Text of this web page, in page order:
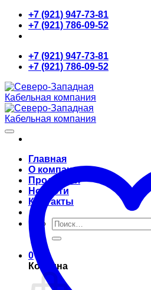
Skip
content
+7 (921) 947-73-81
+7 (921) 786-09-52
+7 (921) 947-73-81
+7 (921) 786-09-52
Главная
О компании
Продукция
Новости
Контакты
Искать:
0
Корзина